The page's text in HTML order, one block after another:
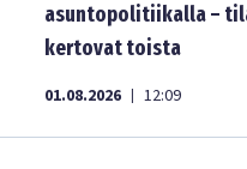
asuntopolitiikalla –
kertovat toista
01.08.2026 | 12:09